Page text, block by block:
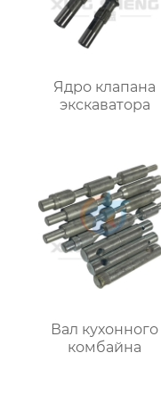
Ядро клапана
экскаватора
Вал кухонного
комбайна